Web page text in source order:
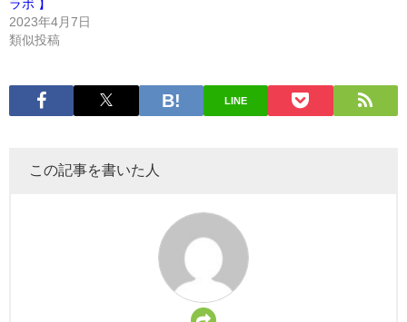
ラボ 】
2023年4月7日
類似投稿
LINE
この記事を書いた人